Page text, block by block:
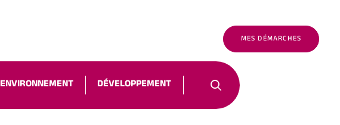
MES DÉMARCHES
ENVIRONNEMENT DÉVELOPPEMENT